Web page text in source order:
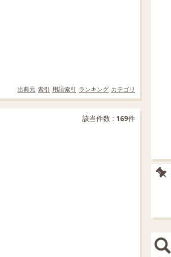
出典元 索引 用語索引 ランキング カテゴリ
該当件数 : 169件